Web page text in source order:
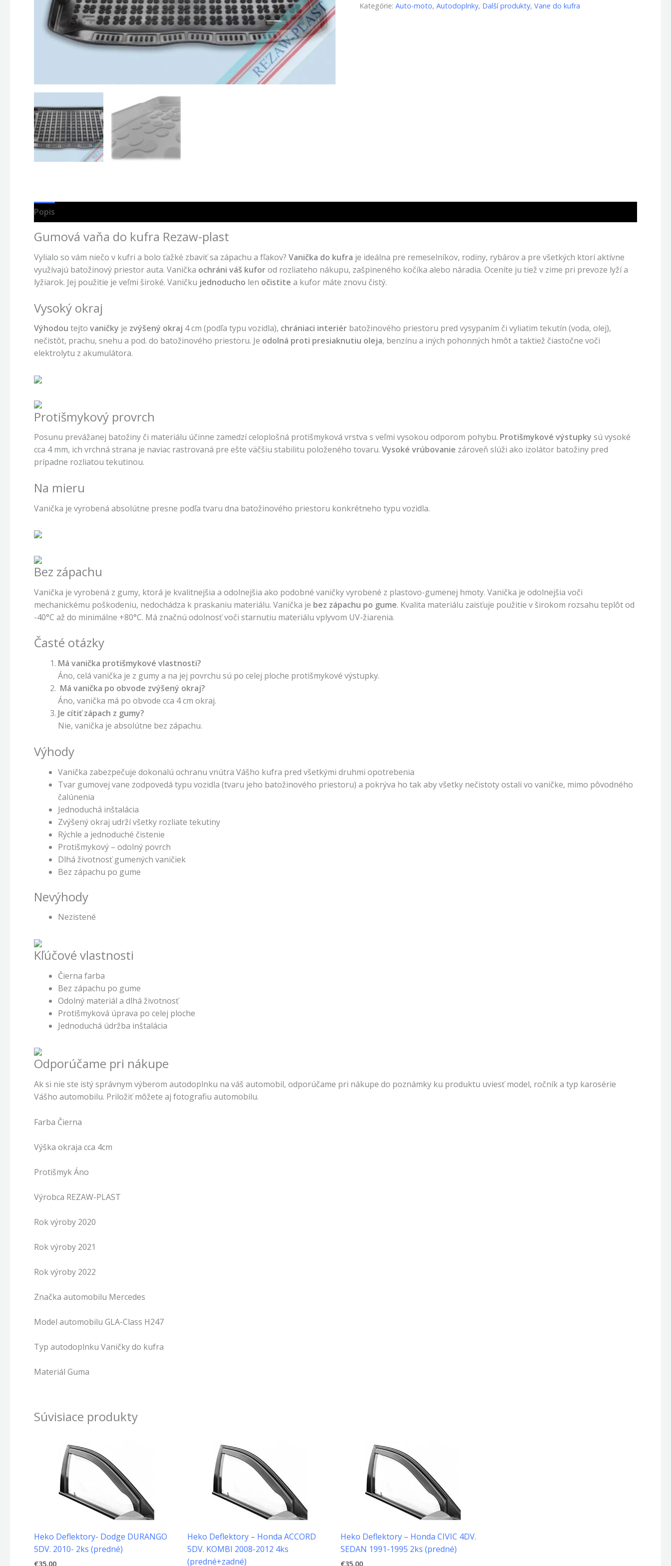
Kategórie:Auto-moto,Autodoplnky, Další produkty,Vane do kufra
Popis
Gumová vaňa do kufra Rezaw-plast
Vylialo so vám niečo v kufri a bolo ťažké zbaviť sa zápachu a fľakov? Vanička do kufra je ideálna pre remeselníkov, rodiny, rybárov a pre všetkých ktorí aktívne
využívajú batožinový priestor auta. Vanička ochráni váš kuforod rozliateho nákupu, zašpineného kočíka alebo náradia. Oceníte ju tiež v zime pri prevoze lyží a
lyžiarok. Jej použitie je veľmi široké. Vaničku jednoducho len očistite a kufor máte znovu čistý.
Vysoký okraj
Výhodou tejto vaničky je zvýšený okraj 4 cm (podľa typu vozidla), chrániaci interiér batožinového priestoru pred vysypaním či vyliatim tekutín (voda, olej),
nečistôt, prachu, snehu a pod. do batožinového priestoru. Je odolná proti presiaknutiu oleja, benzínu a iných pohonných hmôt a taktiež čiastočne voči
elektrolytu z akumulátora.
Protišmykový provrch
Posunu prevážanej batožiny či materiálu účinne zamedzí celoplošná protišmyková vrstva s veľmi vysokou odporom pohybu. Protišmykové výstupky sú vysoké
cca 4 mm, ich vrchná strana je naviac rastrovaná pre ešte väčšiu stabilitu položeného tovaru. Vysoké vrúbovanie zároveň slúži ako izolátor batožiny pred
prípadne rozliatou tekutinou.
Na mieru
Vanička je vyrobená absolútne presne podľa tvaru dna batožinového priestoru konkrétneho typu vozidla.
Bez zápachu
Vanička je vyrobená z gumy, ktorá je kvalitnejšia a odolnejšia ako podobné vaničky vyrobené z plastovo-gumenej hmoty. Vanička je odolnejšia voči
mechanickému poškodeniu, nedochádza k praskaniu materiálu. Vanička je bez zápachu po gume. Kvalita materiálu zaisťuje použitie v širokom rozsahu teplôt od
-40°C až do minimálne +80°C. Má značnú odolnosť voči starnutiu materiálu vplyvom UV-žiarenia.
Časté otázky
Má vanička protišmykové vlastnosti?
Áno, celá vanička je z gumy a na jej povrchu sú po celej ploche protišmykové výstupky.
Má vanička po obvode zvýšený okraj?
Áno, vanička má po obvode cca 4 cm okraj.
Je cítiť zápach z gumy?
Nie, vanička je absolútne bez zápachu.
Výhody
Vanička zabezpečuje dokonalú ochranu vnútra Vášho kufra pred všetkými druhmi opotrebenia
Tvar gumovej vane zodpovedá typu vozidla (tvaru jeho batožinového priestoru) a pokrýva ho tak aby všetky nečistoty ostali vo vaničke, mimo pôvodného
čalúnenia
Jednoduchá inštalácia
Zvýšený okraj udrží všetky rozliate tekutiny
Rýchle a jednoduché čistenie
Protišmykový – odolný povrch
Dlhá životnosť gumených vaničiek
Bez zápachu po gume
Nevýhody
Nezistené
Kľúčové vlastnosti
Čierna farba
Bez zápachu po gume
Odolný materiál a dlhá životnosť
Protišmyková úprava po celej ploche
Jednoduchá údržba inštalácia
Odporúčame pri nákupe
Ak si nie ste istý správnym výberom autodoplnku na váš automobil, odporúčame pri nákupe do poznámky ku produktu uviesť model, ročník a typ karosérie
Vášho automobilu. Priložiť môžete aj fotografiu automobilu.
Farba Čierna
Výška okraja cca 4cm
Protišmyk Áno
Výrobca REZAW-PLAST
Rok výroby 2020
Rok výroby 2021
Rok výroby 2022
Značka automobilu Mercedes
Model automobilu GLA-Class H247
Typ autodoplnku Vaničky do kufra
Materiál Guma
Súvisiace produkty
Heko Deflektory- Dodge DURANGO
5DV. 2010- 2ks (predné)
€35.00
Heko Deflektory – Honda ACCORD
5DV. KOMBI 2008-2012 4ks
(predné+zadné)
Heko Deflektory – Honda CIVIC 4DV.
SEDAN 1991-1995 2ks (predné)
€35.00